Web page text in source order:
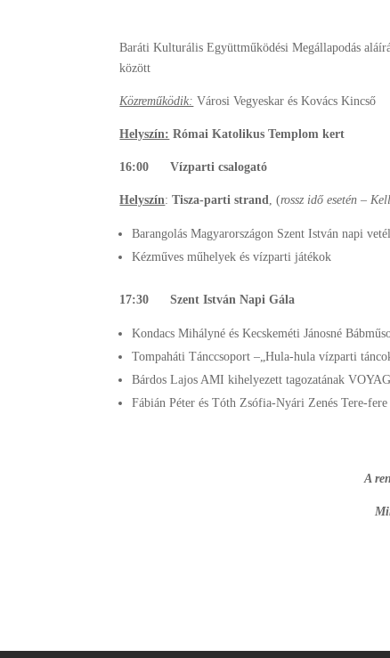
Baráti Kulturális Együttműködési Megállapodás
között
Közreműködik: Városi Vegyeskar és Kovács Kincső
Helyszín: Római Katolikus Templom kert
16:00 Vízparti csalogató
Helyszín:Tisza-parti strand, (rossz idő esetén –
Barangolás Magyarországon Szent István napi
Kézműves műhelyek és vízparti játékok
17:30 Szent István Napi Gála
Kondacs Mihályné és Kecskeméti Jánosné
Tompaháti Tánccsoport –„Hula-hula vízparti
Bárdos Lajos AMI kihelyezett tagozatának
Fábián Péter és Tóth Zsófia-Nyári Zenés Tere-fere
A